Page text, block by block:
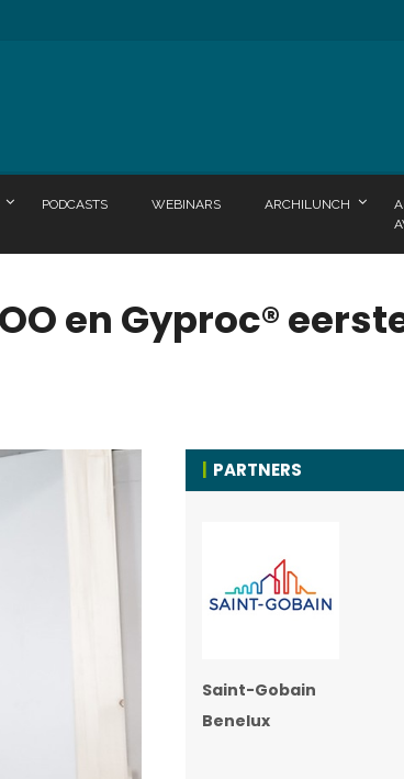
PODCASTS WEBINARS ARCHILUNCH
en Gyproc®
PARTNERS
Saint-Gobain
Benelux